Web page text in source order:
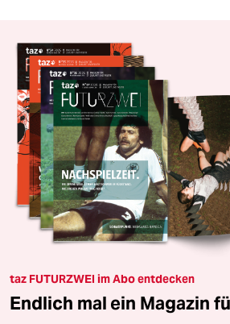
taz FUTURZWEI im Abo entdecken
Endlich mal ein Magazin